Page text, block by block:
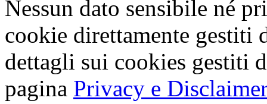
Nessun dato sensibile né
cookie direttamente gestiti
dettagli sui cookies gestiti
pagina Privacy e Disclaimer